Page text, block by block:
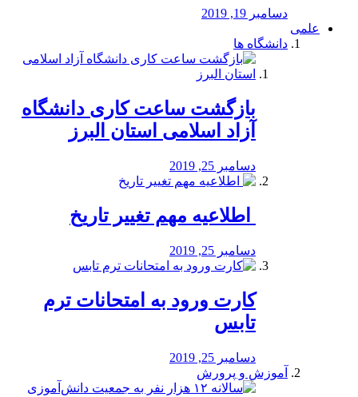
دسامبر 19, 2019
علمی
دانشگاه ها
بازگشت ساعت کاری دانشگاه
آزاد اسلامی استان البرز
دسامبر 25, 2019
️ اطلاعیه مهم تغییر تاریخ
دسامبر 25, 2019
کارت ورود به امتحانات ترم
تابس
دسامبر 25, 2019
آموزش و پرورش